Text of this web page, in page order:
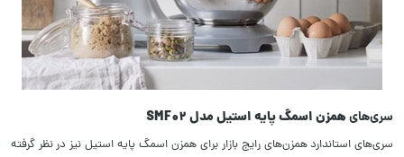
سری‌هایهمزن اسمگ پایه استیل مدل SMF02
سری‌های استاندارد همزن‌های رایج بازار برای همزن اسمگ پایه استیل نیز در نظر گرفته